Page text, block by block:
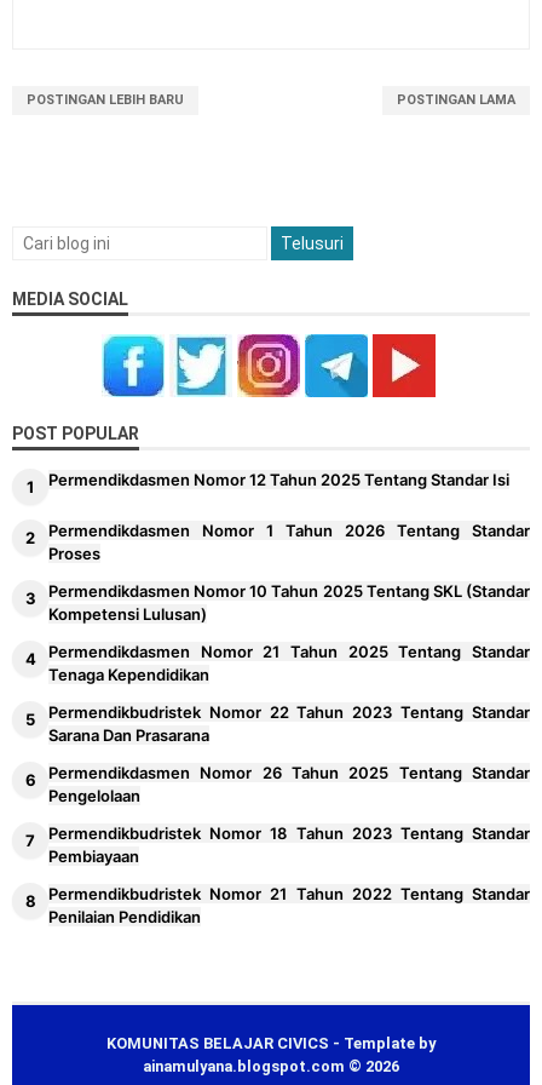
POSTINGAN LEBIH BARU POSTINGAN LAMA
MEDIA SOCIAL
POST POPULAR
Permendikdasmen Nomor 12 Tahun 2025 Tentang Standar Isi
Permendikdasmen Nomor 1 Tahun 2026 Tentang Standar
Proses
Permendikdasmen Nomor 10 Tahun 2025 Tentang SKL (Standar
Kompetensi Lulusan)
Permendikdasmen Nomor 21 Tahun 2025 Tentang Standar
Tenaga Kependidikan
Permendikbudristek Nomor 22 Tahun 2023 Tentang Standar
Sarana Dan Prasarana
Permendikdasmen Nomor 26 Tahun 2025 Tentang Standar
Pengelolaan
Permendikbudristek Nomor 18 Tahun 2023 Tentang Standar
Pembiayaan
Permendikbudristek Nomor 21 Tahun 2022 Tentang Standar
Penilaian Pendidikan
KOMUNITAS BELAJAR CIVICS - Template by
ainamulyana.blogspot.com © 2026